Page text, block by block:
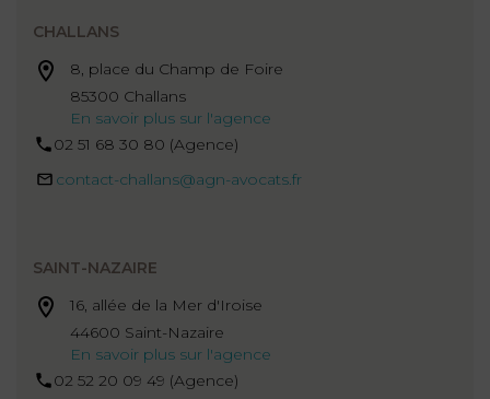
CHALLANS
8, place du Champ de Foire
85300 Challans
En savoir plus sur l'agence
02 51 68 30 80 (Agence)
contact-challans@agn-avocats.fr
SAINT-NAZAIRE
16, allée de la Mer d'Iroise
44600 Saint-Nazaire
En savoir plus sur l'agence
02 52 20 09 49 (Agence)